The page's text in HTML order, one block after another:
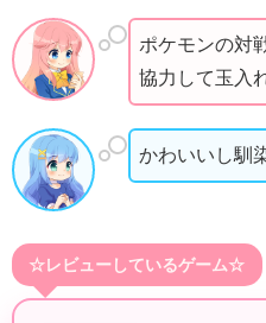
ポケモンの対
協力して玉入
かわいいし馴
☆レビューしているゲーム☆